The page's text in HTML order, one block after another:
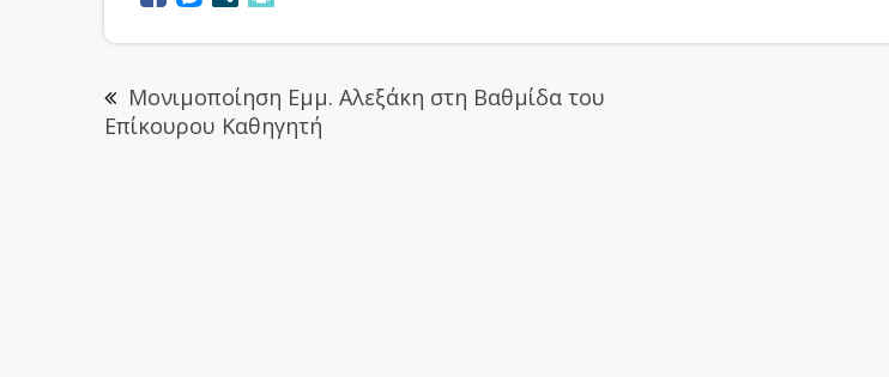
Μονιμοποίηση Εμμ. Αλεξάκη στη Βαθμίδα του
Επίκουρου Καθηγητή